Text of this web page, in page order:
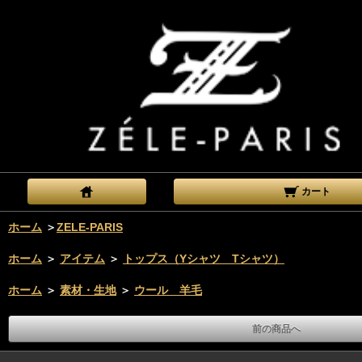
カート
ホーム ＞ZELE-PARIS
ホーム ＞ アイテム ＞ トップス（Yシャツ Tシャツ）
ホーム ＞ 素材・生地 ＞ ウール 羊毛
前の商品へ